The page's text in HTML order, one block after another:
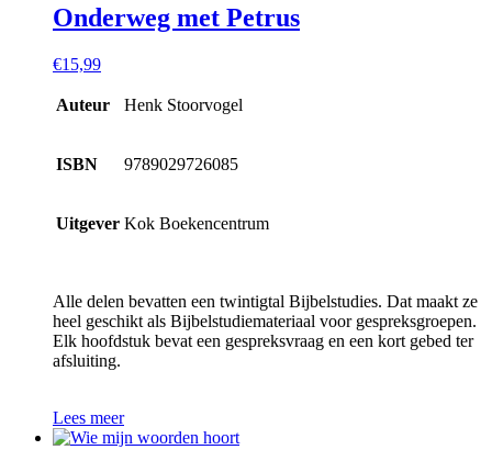
Onderweg met Petrus
€15,99
Auteur Henk Stoorvogel
ISBN 9789029726085
Uitgever Kok Boekencentrum
Alle delen bevatten een twintigtal Bijbelstudies. Dat maakt ze
heel geschikt als Bijbelstudiemateriaal voor gespreksgroepen.
Elk hoofdstuk bevat een gespreksvraag en een kort gebed ter
afsluiting.
Lees meer